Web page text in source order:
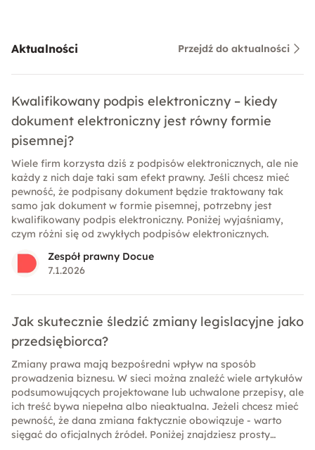
Aktualności Przejdź do aktualności
Kwalifikowany podpis elektroniczny – kiedy
dokument elektroniczny jest równy formie
pisemnej?
Wiele firm korzysta dziś z podpisów elektronicznych, ale nie
każdy z nich daje taki sam efekt prawny. Jeśli chcesz mieć
pewność, że podpisany dokument będzie traktowany tak
samo jak dokument w formie pisemnej, potrzebny jest
kwalifikowany podpis elektroniczny. Poniżej wyjaśniamy,
czym różni się od zwykłych podpisów elektronicznych.
Zespół prawny Docue
7.1.2026
Jak skutecznie śledzić zmiany legislacyjne jako
przedsiębiorca?
Zmiany prawa mają bezpośredni wpływ na sposób
prowadzenia biznesu. W sieci można znaleźć wiele artykułów
podsumowujących projektowane lub uchwalone przepisy, ale
ich treść bywa niepełna albo nieaktualna. Jeżeli chcesz mieć
pewność, że dana zmiana faktycznie obowiązuje - warto
sięgać do oficjalnych źródeł. Poniżej znajdziesz prosty